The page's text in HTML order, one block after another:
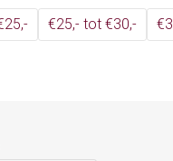
€25,- tot €30,-